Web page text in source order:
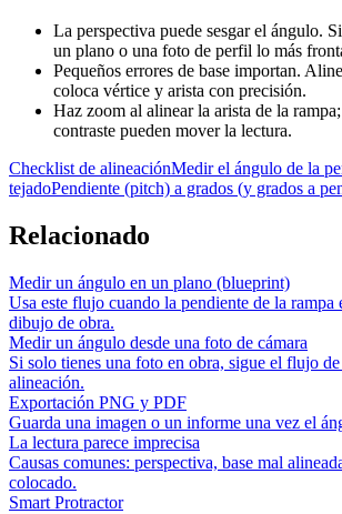
La perspectiva puede sesgar el ángulo.
un plano o una foto de perfil lo más
Pequeños errores de base importan.
coloca vértice y arista con precisión.
Haz zoom al alinear la arista de la
contraste pueden mover la lectura.
Checklist de alineaciónMedir el ángulo de la
tejadoPendiente (pitch) a grados (y grados a
Relacionado
Medir un ángulo en un plano (blueprint)
Usa este flujo cuando la pendiente de la rampa
dibujo de obra.
Medir un ángulo desde una foto de cámara
Si solo tienes una foto en obra, sigue el flujo
alineación.
Exportación PNG y PDF
Guarda una imagen o un informe una vez el
La lectura parece imprecisa
Causas comunes: perspectiva, base mal
colocado.
Smart Protractor